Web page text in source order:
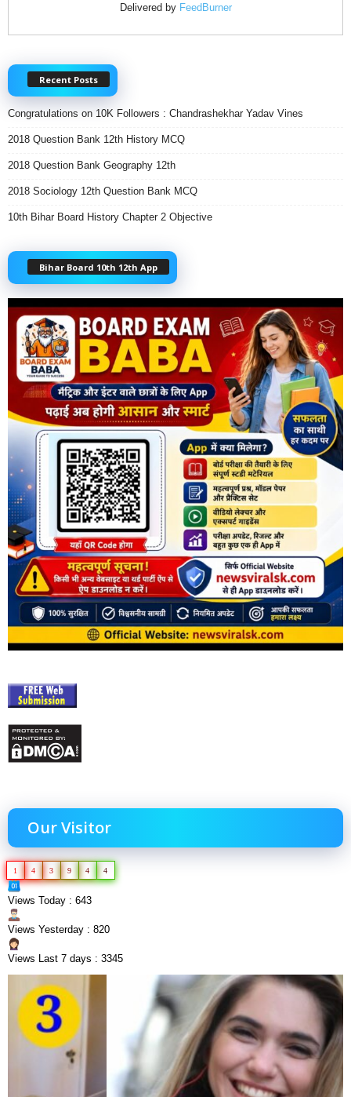
Delivered by FeedBurner
Recent Posts
Congratulations on 10K Followers : Chandrashekhar Yadav Vines
2018 Question Bank 12th History MCQ
2018 Question Bank Geography 12th
2018 Sociology 12th Question Bank MCQ
10th Bihar Board History Chapter 2 Objective
Bihar Board 10th 12th App
Our Visitor
1 4 3 9 4 4
Views Today : 643
Views Yesterday : 820
Views Last 7 days : 3345